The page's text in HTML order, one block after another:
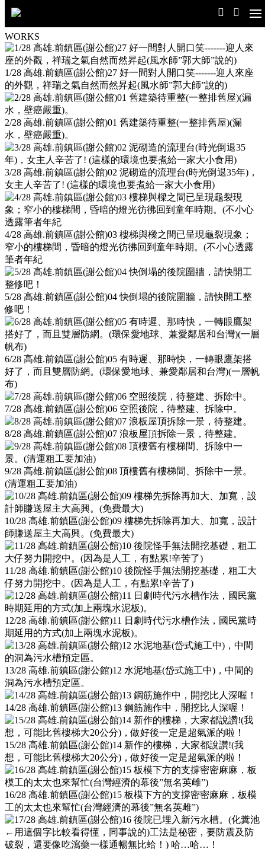
作品案例
WORKS
1/28 高雄.前鎮區(謝公館)27 好一間對人開口笑-------迎人來座
的外觀，祥瑞之氣自然而然昇起(風水師”郭大師”說的)
2/28 高雄.前鎮區(謝公館)01 舊建築待重整(一整排舊屋)(漏
水，壁癌嚴重)。
3/28 高雄.前鎮區(謝公館)02 泥砌造的流理台(時光倒退35年)，
女主人辛苦了! (這樣的環境也要煮給一家大小食用)
4/28 高雄.前鎮區(謝公館)03 樓梯與樑之間已呈現龜裂現象；
窄小的樓梯間，昏暗的燈光彷彿回到童年時期。(不小心透露
筆者年紀
5/28 高雄.前鎮區(謝公館)04 快倒塌的後院圍牆，請快開工整
修吧！
6/28 高雄.前鎮區(謝公館)05 有時遲、那時快，一轉眼鷹架搭
好了，而且雙層防網。(環保愛地球、兼愛鄰居和台灣)(一層帆
布)
7/28 高雄.前鎮區(謝公館)06 空照後院，待整建、拆除中。
8/28 高雄.前鎮區(謝公館)07 浪板屋頂拆除一景，待整建。
9/28 高雄.前鎮區(謝公館)08 頂樓舊有樓梯間、拆除中一景。
(清運粗工要加油)
10/28 高雄.前鎮區(謝公館)09 樓梯先拆除再加大、加寬，設計
師賺送屋主大高興。(免費最大)
11/28 高雄.前鎮區(謝公館)10 後院怪手無法開挖基礎，粗工大
仔努力開挖中。(因為是人工，有點累!辛苦了)
12/28 高雄.前鎮區(謝公館)11 日劇時代污水槽作法，國民黨時
期延用的方式(加上兩塊水泥板)。
13/28 高雄.前鎮區(謝公館)12 水泥地基(岱式施工中)，中間的
洞為污水槽預定區。
14/28 高雄.前鎮區(謝公館)13 鋼筋施作中，開挖比人深喔！
15/28 高雄.前鎮區(謝公館)14 新作的樓梯，大家都說讚!(我
想，可能比舊樓梯大20公分)，做好後一定是超氣派的啦！
16/28 高雄.前鎮區(謝公館)15 板模下方的支撐密密麻麻，板模
工的太太也來幫忙(台灣經濟的幕後”無名英雌”)